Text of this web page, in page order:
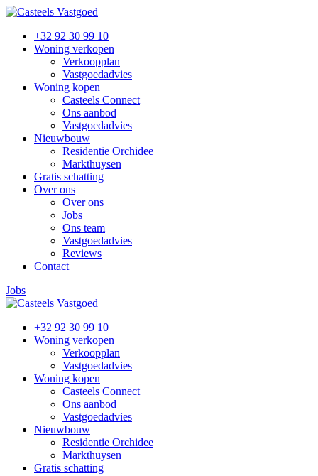
+32 92 30 99 10
Woning verkopen
Verkoopplan
Vastgoedadvies
Woning kopen
Casteels Connect
Ons aanbod
Vastgoedadvies
Nieuwbouw
Residentie Orchidee
Markthuysen
Gratis schatting
Over ons
Over ons
Jobs
Ons team
Vastgoedadvies
Reviews
Contact
Jobs
+32 92 30 99 10
Woning verkopen
Verkoopplan
Vastgoedadvies
Woning kopen
Casteels Connect
Ons aanbod
Vastgoedadvies
Nieuwbouw
Residentie Orchidee
Markthuysen
Gratis schatting